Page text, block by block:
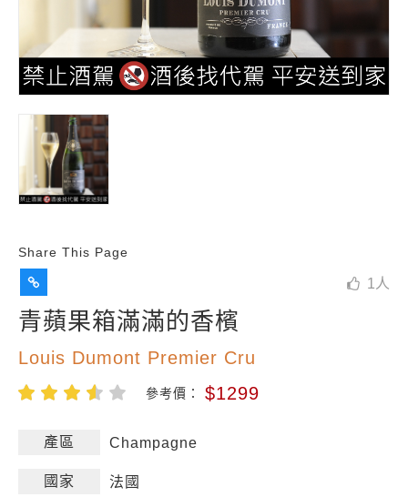
Share This Page
1 人
青蘋果箱滿滿的香檳
Louis Dumont Premier Cru
參考價： $1299
產區 Champagne
國家 法國